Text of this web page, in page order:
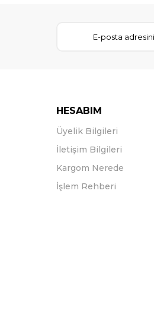
HESABIM
Üyelik Bilgileri
İletişim Bilgileri
Kargom Nerede
İşlem Rehberi